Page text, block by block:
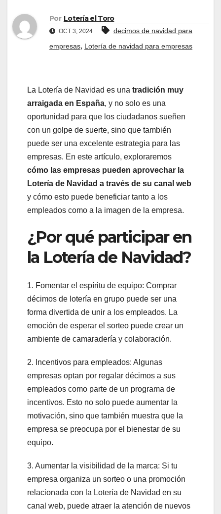
Por Lotería el Toro
OCT 3, 2024
decimos de navidad para
empresas, Lotería de navidad para empresas
La Lotería de Navidad es una tradición muy
arraigada en España, y no solo es una
oportunidad para que los ciudadanos sueñen
con un golpe de suerte, sino que también
puede ser una excelente estrategia para las
empresas. En este artículo, exploraremos
cómo las empresas pueden aprovechar la
Lotería de Navidad a través de su canal web
y cómo esto puede beneficiar tanto a los
empleados como a la imagen de la empresa.
¿Por qué participar en
la Lotería de Navidad?
1. Fomentar el espíritu de equipo: Comprar
décimos de lotería en grupo puede ser una
forma divertida de unir a los empleados. La
emoción de esperar el sorteo puede crear un
ambiente de camaradería y colaboración.
2. Incentivos para empleados: Algunas
empresas optan por regalar décimos a sus
empleados como parte de un programa de
incentivos. Esto no solo puede aumentar la
motivación, sino que también muestra que la
empresa se preocupa por el bienestar de su
equipo.
3. Aumentar la visibilidad de la marca: Si tu
empresa organiza un sorteo o una promoción
relacionada con la Lotería de Navidad en su
canal web, puede atraer la atención de nuevos